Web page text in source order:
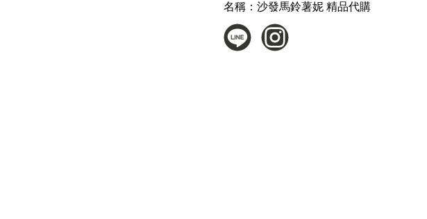
名稱： 沙發馬鈴薯妮 精品代購